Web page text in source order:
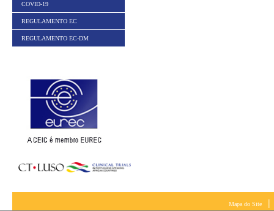
COVID-19
REGULAMENTO EC
REGULAMENTO EC-DM
Mapa do Site |